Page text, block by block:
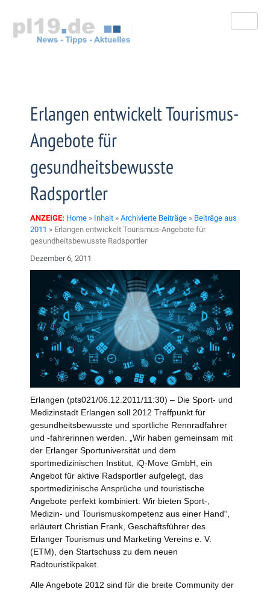
springen
Erlangen entwickelt Tourismus-
Angebote für
gesundheitsbewusste
Radsportler
ANZEIGE: Home » Inhalt » Archivierte Beiträge » Beiträge aus
2011 » Erlangen entwickelt Tourismus-Angebote für
gesundheitsbewusste Radsportler
Dezember 6, 2011
Erlangen (pts021/06.12.2011/11:30) – Die Sport- und
Medizinstadt Erlangen soll 2012 Treffpunkt für
gesundheitsbewusste und sportliche Rennradfahrer
und -fahrerinnen werden. „Wir haben gemeinsam mit
der Erlanger Sportuniversität und dem
sportmedizinischen Institut, iQ-Move GmbH, ein
Angebot für aktive Radsportler aufgelegt, das
sportmedizinische Ansprüche und touristische
Angebote perfekt kombiniert: Wir bieten Sport-,
Medizin- und Tourismuskompetenz aus einer Hand“,
erläutert Christian Frank, Geschäftsführer des
Erlanger Tourismus und Marketing Vereins e. V.
(ETM), den Startschuss zu dem neuen
Radtouristikpaket.
Alle Angebote 2012 sind für die breite Community der